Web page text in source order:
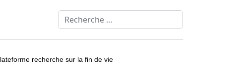
Rechercher
recherche sur la fin de vie